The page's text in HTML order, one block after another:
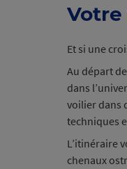
Et si une
Au départ
dans
voilier dans
techniques
L’itinéraire
chenaux